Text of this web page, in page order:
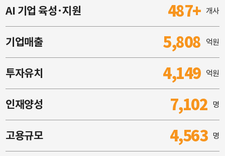
AI 기업 육성·지원 487+ 개사
기업매출 5,808 억원
투자유치 4,149 억원
인재양성 7,102 명
고용규모 4,563 명